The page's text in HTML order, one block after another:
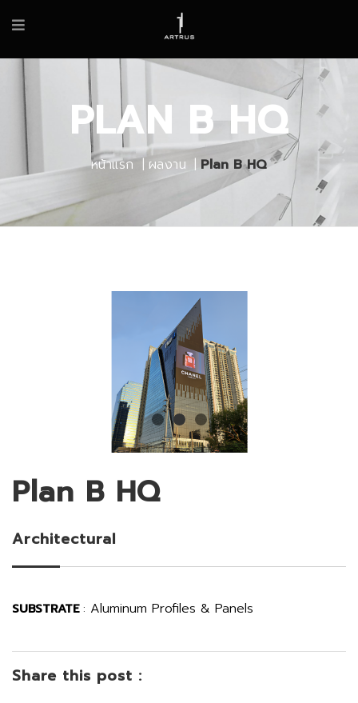
PLAN B HQ
หน้าแรก ผลงาน Plan B HQ
Plan B HQ
Architectural
SUBSTRATE: Aluminum Profiles & Panels
Share this post :